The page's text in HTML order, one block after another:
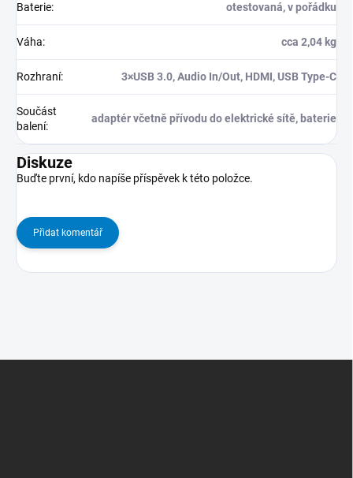
Baterie: otestovaná, v pořádku
Váha: cca 2,04 kg
Rozhraní: 3×USB 3.0, Audio In/Out, HDMI, USB Type-C
Součást
balení:
adaptér včetně přívodu do elektrické sítě, baterie
Diskuze
Buďte první, kdo napíše příspěvek k této položce.
Přidat komentář